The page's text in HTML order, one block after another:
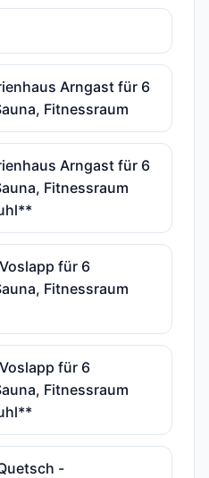
Arngast für 6
Fitnessraum
Arngast für 6
Fitnessraum
für 6
Fitnessraum
für 6
Fitnessraum
-